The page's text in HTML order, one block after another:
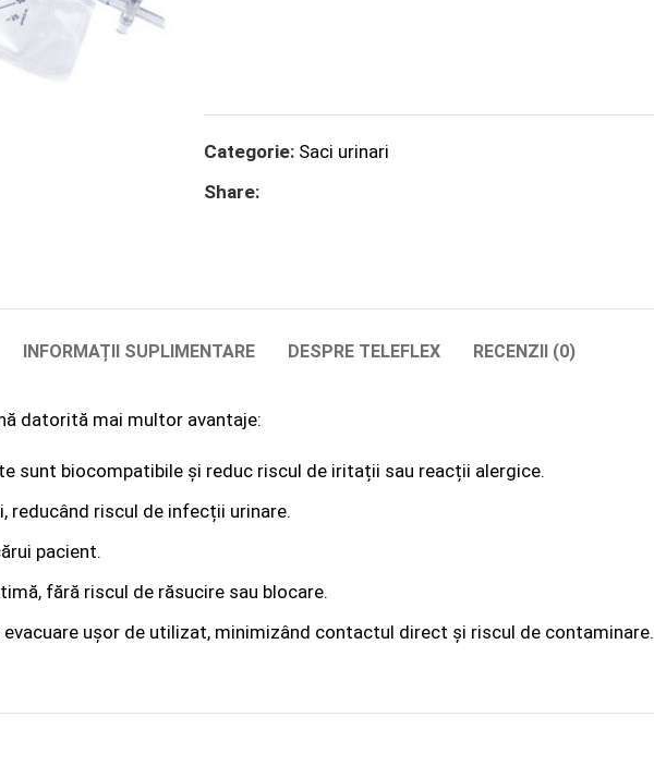
Categorie: Saci urinari
Share:
INFORMAȚII SUPLIMENTARE DESPRE TELEFLEX RECENZII (0)
datorită mai multor avantaje:
sunt biocompatibile și reduc riscul de iritații sau reacții alergice.
reducând riscul de infecții urinare.
pacient.
fără riscul de răsucire sau blocare.
ușor de utilizat, minimizând contactul direct și riscul de contaminare.